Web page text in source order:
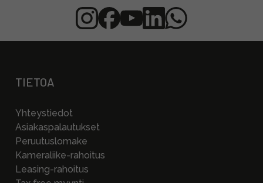
TIETOA
Yhteystiedot
Asiakaspalautukset
Peruutuslomake
Kameraliike-rahoitus
Leasing-rahoitus